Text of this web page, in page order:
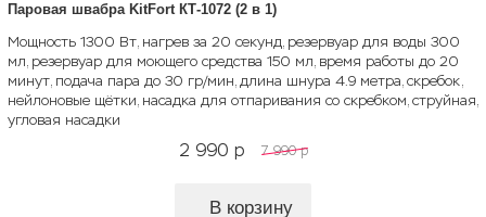
Паровая швабра KitFort КТ-1072 (2 в 1)
Мощность 1300 Вт, нагрев за 20 секунд, резервуар для воды 300
мл, резервуар для моющего средства 150 мл, время работы до 20
минут, подача пара до 30 гр/мин, длина шнура 4.9 метра, скребок,
нейлоновые щётки, насадка для отпаривания со скребком, струйная,
угловая насадки
2 990 p 7 990 p
В корзину